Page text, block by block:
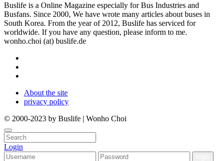
Buslife is a Online Magazine especially for Bus Industries and
Busfans. Since 2000, We have wrote many articles about buses in
South Korea. From the year of 2012, Buslife has serviced for
worldwide. If you have any question, please inform to me.
wonho.choi (at) buslife.de
About the site
privacy policy
© 2000-2023 by Buslife | Wonho Choi
Login